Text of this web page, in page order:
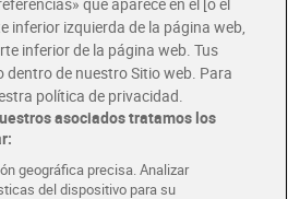
y busca tu tienda más cercana
tus compras.
aquí!
inferior izquierda de la página web,
inferior de la página web. Tus
de nuestro Sitio web. Para
política de privacidad.
asociados tratamos los
geográfica precisa. Analizar
del dispositivo para su